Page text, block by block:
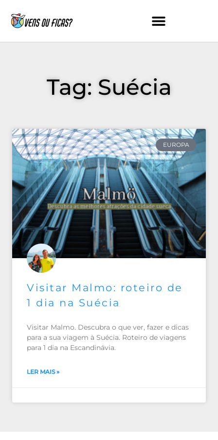
content
Tag: Suécia
EUROPA
Visitar Malmo: roteiro de
1 dia na Suécia
Visitar Malmo. Descubra o que ver, fazer e dicas
para a sua viagem à Suécia. Roteiro de viagens
para 1 dia na Escandinávia.
LER MAIS »